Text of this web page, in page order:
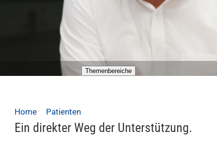
Themenbereiche
Home Patienten
Ein direkter Weg der Unterstützung.